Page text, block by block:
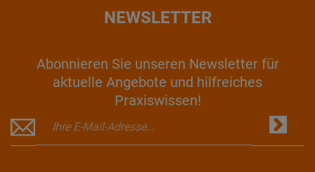
NEWSLETTER
Abonnieren Sie unseren Newsletter für
aktuelle Angebote und hilfreiches
Praxiswissen!